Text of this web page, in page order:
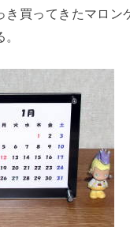
買ってきたマロン